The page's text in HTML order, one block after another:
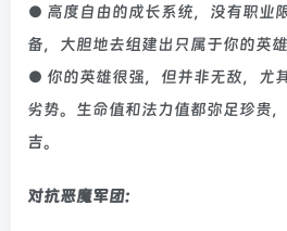
● 高度自由的成长系统，没有职业
备，大胆地去组建出只属于你的英雄
● 你的英雄很强，但并非无敌，尤
劣势。生命值和法力值都弥足珍贵
吉。
对抗恶魔军团: